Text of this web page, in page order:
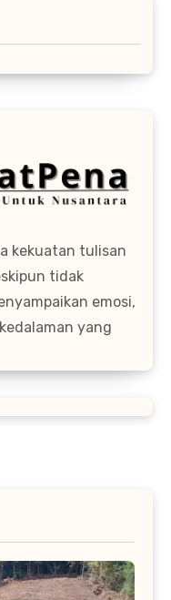
kekuatan tulisan
tidak
emosi,
yang